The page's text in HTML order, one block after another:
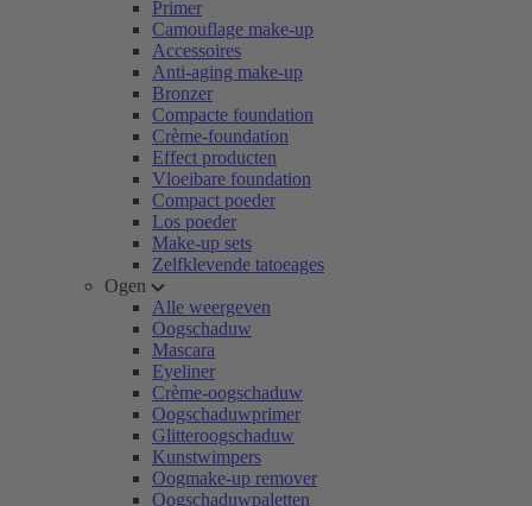
Primer
Camouflage make-up
Accessoires
Anti-aging make-up
Bronzer
Compacte foundation
Crème-foundation
Effect producten
Vloeibare foundation
Compact poeder
Los poeder
Make-up sets
Zelfklevende tatoeages
Ogen
Alle weergeven
Oogschaduw
Mascara
Eyeliner
Crème-oogschaduw
Oogschaduwprimer
Glitteroogschaduw
Kunstwimpers
Oogmake-up remover
Oogschaduwpaletten